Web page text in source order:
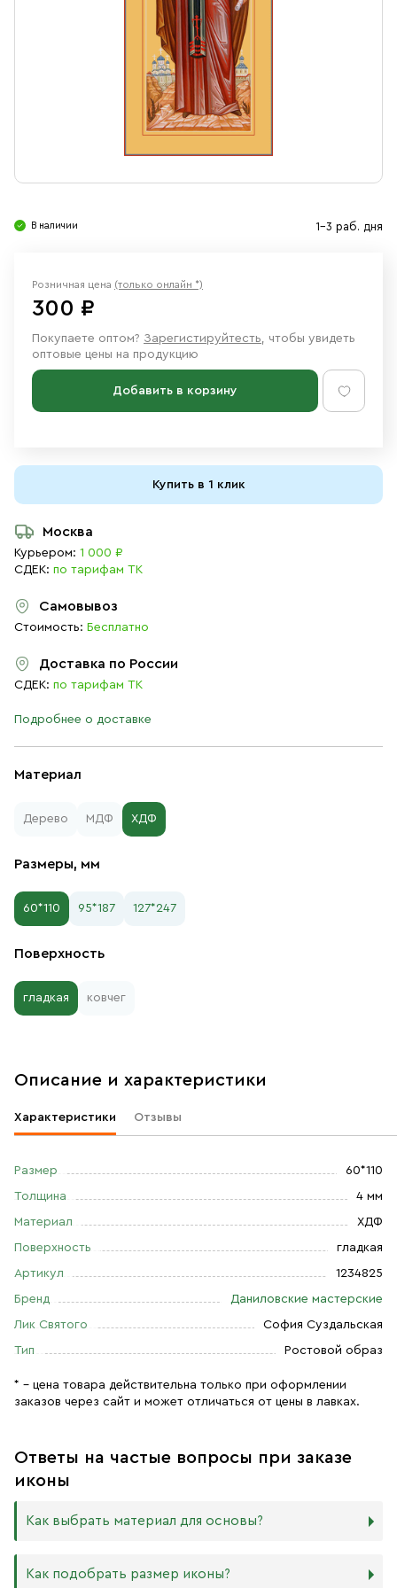
В наличии 1-3 раб. дня
Материал
Дерево МДФ ХДФ
Размеры, мм
60*110 95*187 127*247
Поверхность
гладкая ковчег
Розничная цена (только онлайн *)
300 ₽
Покупаете оптом? Зарегистируйтесть, чтобы увидеть
оптовые цены на продукцию
Добавить в корзину
Купить в 1 клик
Москва
Курьером: 1 000 ₽
СДЕК: по тарифам ТК
Самовывоз
Стоимость: Бесплатно
Доставка по России
СДЕК: по тарифам ТК
Подробнее о доставке
Описание и характеристики
Характеристики Отзывы
Размер 60*110
Толщина 4 мм
Материал ХДФ
Поверхность гладкая
Артикул 1234825
Бренд Даниловские мастерские
Лик Святого София Суздальская
Тип Ростовой образ
* – цена товара действительна только при оформлении
заказов через сайт и может отличаться от цены в лавках.
Ответы на частые вопросы при заказе
иконы
Как выбрать материал для основы?
Мы изготавливаем иконы на трёх разных видах досок:
Как подобрать размер иконы?